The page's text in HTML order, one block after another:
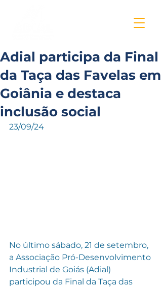
Adial participa da Final
da Taça das Favelas em
Goiânia e destaca
inclusão social
23/09/24
No último sábado, 21 de setembro,
a Associação Pró-Desenvolvimento
Industrial de Goiás (Adial)
participou da Final da Taça das